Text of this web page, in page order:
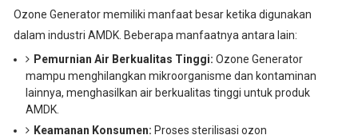
Ozone Generator memiliki manfaat besar ketika digunakan
dalam industri AMDK. Beberapa manfaatnya antara lain:
Pemurnian Air Berkualitas Tinggi: Ozone Generator
mampu menghilangkan mikroorganisme dan kontaminan
lainnya, menghasilkan air berkualitas tinggi untuk produk
AMDK.
Keamanan Konsumen: Proses sterilisasi ozon